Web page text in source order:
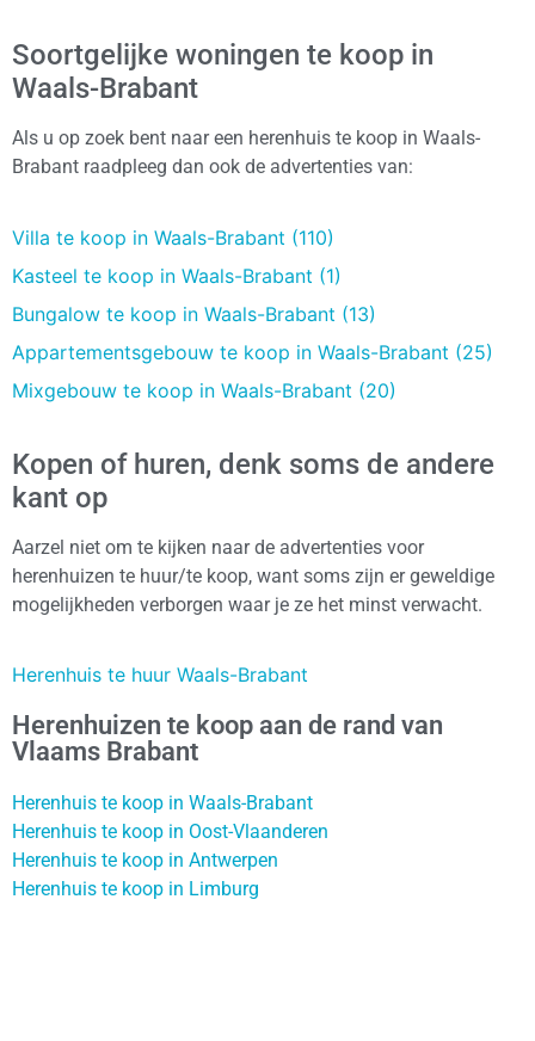
Soortgelijke woningen te koop in
Waals-Brabant
Als u op zoek bent naar een herenhuis te koop in Waals-
Brabant raadpleeg dan ook de advertenties van:
Villa te koop in Waals-Brabant (110)
Kasteel te koop in Waals-Brabant (1)
Bungalow te koop in Waals-Brabant (13)
Appartementsgebouw te koop in Waals-Brabant (25)
Mixgebouw te koop in Waals-Brabant (20)
Kopen of huren, denk soms de andere
kant op
Aarzel niet om te kijken naar de advertenties voor
herenhuizen te huur/te koop, want soms zijn er geweldige
mogelijkheden verborgen waar je ze het minst verwacht.
Herenhuis te huur Waals-Brabant
Herenhuizen te koop aan de rand van
Vlaams Brabant
Herenhuis te koop in Waals-Brabant
Herenhuis te koop in Oost-Vlaanderen
Herenhuis te koop in Antwerpen
Herenhuis te koop in Limburg